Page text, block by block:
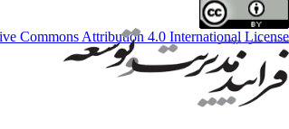
Commons Attribution 4.0 International License